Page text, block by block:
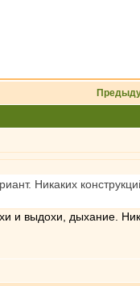
Никаких
и выдохи, дыхание.